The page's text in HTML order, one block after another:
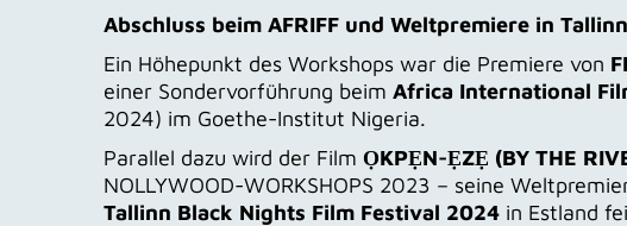
Abschluss beim AFRIFF und Weltpremiere in Tallinn
Ein Höhepunkt des Workshops war die Premiere von
einer Sondervorführung beim Africa International
2024) im Goethe-Institut Nigeria.
Parallel dazu wird der Film ỌKPẸN-ẸZẸ (BY THE
NOLLYWOOD-WORKSHOPS 2023 – seine
Tallinn Black Nights Film Festival 2024 in Estland